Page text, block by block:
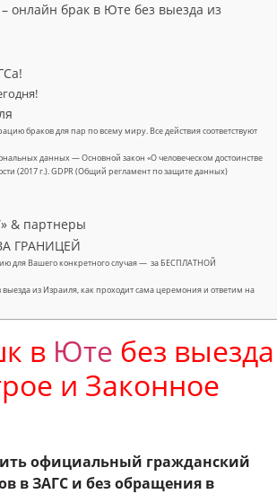
онлайн брак в Юте без выезда из
браков для пар по всему миру. Все действия соответствуют
данных — Основной закон «О человеческом достоинстве
(2017 г.). GDPR (Общий регламент по защите данных)
& партнеры
ГРАНИЦЕЙ
для Вашего конкретного случая — за БЕСПЛАТНОЙ
из Израиля, как проходит сама церемония и ответим на
в Юте без выезда
и Законное
официальный гражданский
в ЗАГС и без обращения в